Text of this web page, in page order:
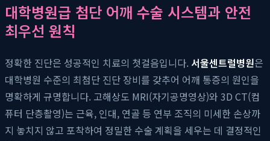
대학병원급 첨단 어깨 수술 시스템과 안전
최우선 원칙
정확한 진단은 성공적인 치료의 첫걸음입니다. 서울센트럴병원은
대학병원 수준의 최첨단 진단 장비를 갖추어 어깨 통증의 원인을
명확하게 규명합니다. 고해상도 MRI(자기공명영상)와 3D CT(컴
퓨터 단층촬영)는 근육, 인대, 연골 등 연부 조직의 미세한 손상까
지 놓치지 않고 포착하여 정밀한 수술 계획을 세우는 데 결정적인